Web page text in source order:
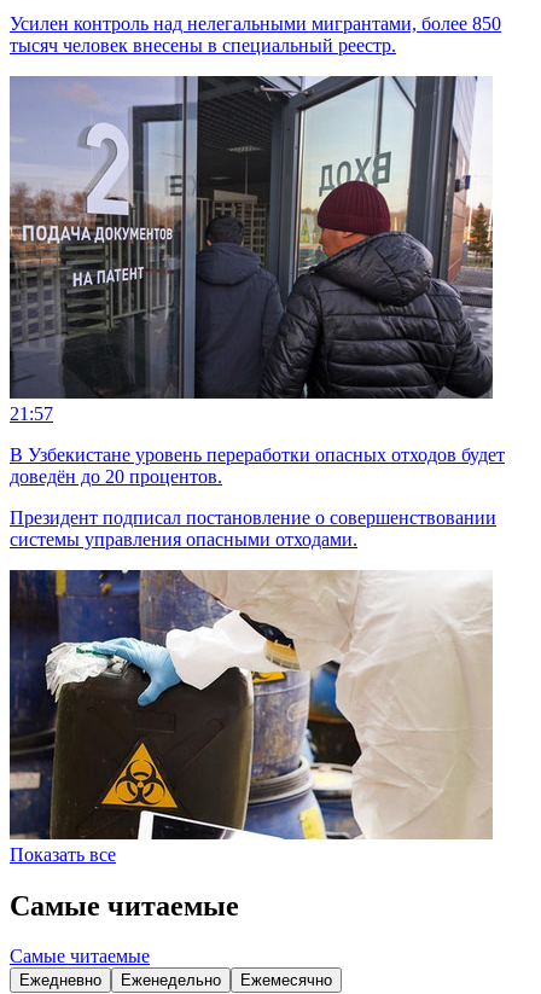
Усилен контроль над нелегальными мигрантами, более 850
тысяч человек внесены в специальный реестр.
21:57
В Узбекистане уровень переработки опасных отходов будет
доведён до 20 процентов.
Президент подписал постановление о совершенствовании
системы управления опасными отходами.
Показать все
Самые читаемые
Самые читаемые
Ежедневно Еженедельно Ежемесячно